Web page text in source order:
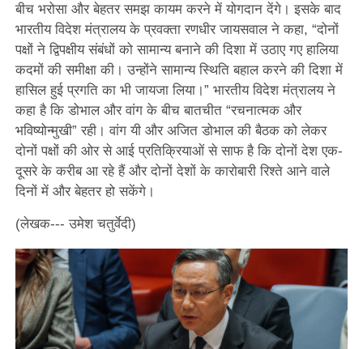
बीच भरोसा और बेहतर समझ कायम करने में योगदान देंगे। इसके बाद
भारतीय विदेश मंत्रालय के प्रवक्ता रणधीर जायसवाल ने कहा, “दोनों
पक्षों ने द्विपक्षीय संबंधों को सामान्य बनाने की दिशा में उठाए गए हालिया
कदमों की समीक्षा की। उन्होंने सामान्य स्थिति बहाल करने की दिशा में
हासिल हुई प्रगति का भी जायजा लिया।” भारतीय विदेश मंत्रालय ने
कहा है कि डोभाल और वांग के बीच बातचीत “रचनात्मक और
भविष्योन्मुखी” रही। वांग यी और अजित डोभाल की बैठक को लेकर
दोनों पक्षों की ओर से आई प्रतिक्रियाओं से साफ है कि दोनों देश एक-
दूसरे के करीब आ रहे हैं और दोनों देशों के कारोबारी रिश्ते आने वाले
दिनों में और बेहतर हो सकेंगे।
(लेखक--- उमेश चतुर्वेदी)